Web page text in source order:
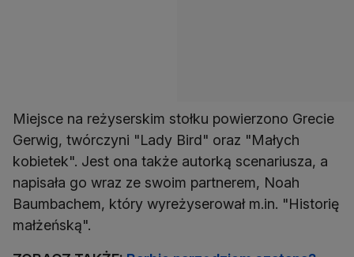
Miejsce na reżyserskim stołku powierzono Grecie
Gerwig, twórczyni "Lady Bird" oraz "Małych
kobietek". Jest ona także autorką scenariusza, a
napisała go wraz ze swoim partnerem, Noah
Baumbachem, który wyreżyserował m.in. "Historię
małżeńską".